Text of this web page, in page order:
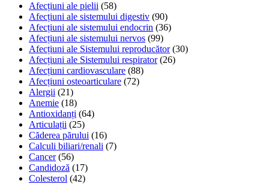
Afecțiuni ale pielii (58)
Afecțiuni ale sistemului digestiv (90)
Afecțiuni ale sistemului endocrin (36)
Afecțiuni ale sistemului nervos (99)
Afecțiuni ale Sistemului reproducător (30)
Afecțiuni ale Sistemului respirator (26)
Afecțiuni cardiovasculare (88)
Afecțiuni osteoarticulare (72)
Alergii (21)
Anemie (18)
Antioxidanți (64)
Articulații (25)
Căderea părului (16)
Calculi biliari/renali (7)
Cancer (56)
Candidoză (17)
Colesterol (42)